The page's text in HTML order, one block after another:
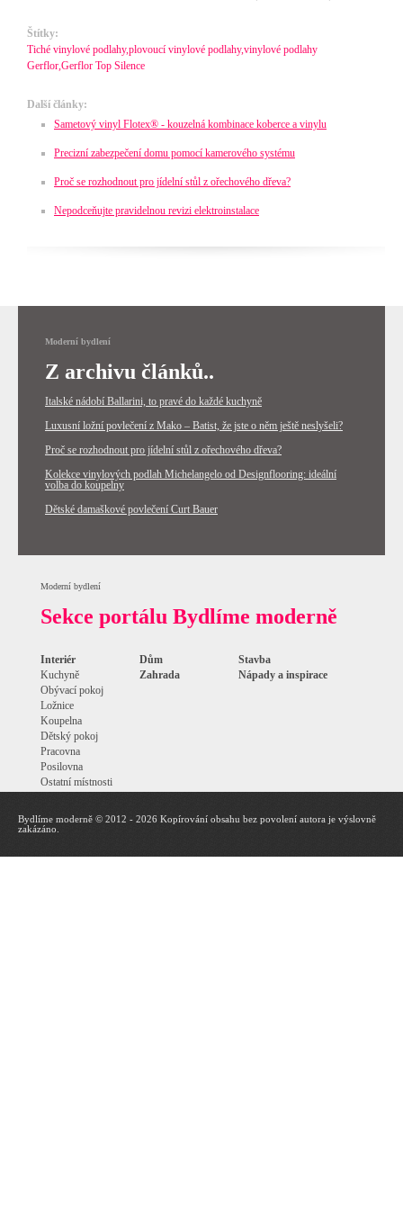
Štítky:
Tiché vinylové podlahy,plovoucí vinylové podlahy,vinylové podlahy
Gerflor,Gerflor Top Silence
Další články:
Sametový vinyl Flotex® - kouzelná kombinace koberce a vinylu
Precizní zabezpečení domu pomocí kamerového systému
Proč se rozhodnout pro jídelní stůl z ořechového dřeva?
Nepodceňujte pravidelnou revizi elektroinstalace
Moderní bydlení
Z archivu článků..
Italské nádobí Ballarini, to pravé do každé kuchyně
Luxusní ložní povlečení z Mako – Batist, že jste o něm ještě neslyšeli?
Proč se rozhodnout pro jídelní stůl z ořechového dřeva?
Kolekce vinylových podlah Michelangelo od Designflooring: ideální
volba do koupelny
Dětské damaškové povlečení Curt Bauer
Moderní bydlení
Sekce portálu Bydlíme moderně
Interiér
Kuchyně
Obývací pokoj
Ložnice
Koupelna
Dětský pokoj
Pracovna
Posilovna
Ostatní místnosti
Dům
Stavba
Zahrada
Nápady a inspirace
Bydlíme moderně © 2012 - 2026 Kopírování obsahu bez povolení autora je výslovně
zakázáno.